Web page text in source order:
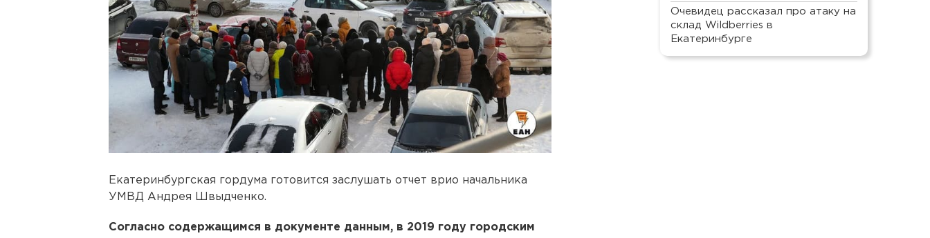
Екатеринбургская гордума готовится заслушать отчет врио начальника
УМВД Андрея Швыдченко.
Согласно содержащимся в документе данным, в 2019 году городским
Очевидец рассказал про атаку на
склад Wildberries в
Екатеринбурге